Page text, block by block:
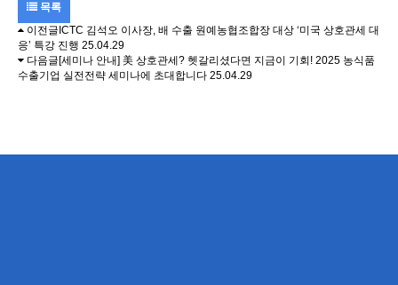
목록
이전글 ICTC 김석오 이사장, 배 수출 원예농협조합장 대상 ‘미국 상호관세 대
응’ 특강 진행 25.04.29
다음글[세미나 안내] 美 상호관세? 헷갈리셨다면 지금이 기회! 2025 농식품
수출기업 실전전략 세미나에 초대합니다 25.04.29